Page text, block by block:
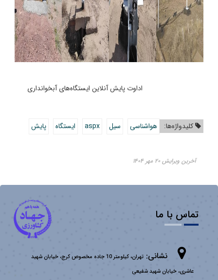
اداوت پایش آنلاین ایستگاه‌های آبخوانداری
کلیدواژه‌ها: هواشناسی سیل aspx ایستگاه پایش
آخرین ویرایش ۲۰ مهر ۱۴۰۴
تماس با ما
نشانی:
تهران، کیلومتر 10 جاده مخصوص کرج، خیابان شهید
عاشری، خیابان شهید شفیعی